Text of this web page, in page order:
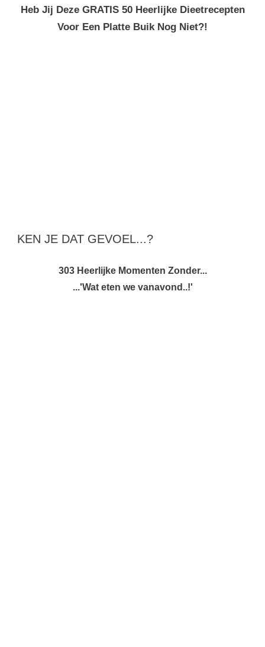
Heb Jij Deze GRATIS 50 Heerlijke Dieetrecepten
Voor Een Platte Buik Nog Niet?!
KEN JE DAT GEVOEL...?
303 Heerlijke Momenten Zonder...
...'Wat eten we vanavond..!'